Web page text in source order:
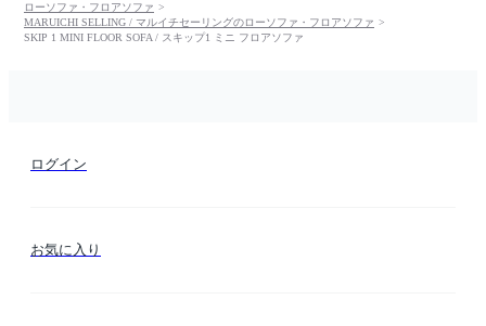
ローソファ・フロアソファ
MARUICHI SELLING / マルイチセーリングのローソファ・フロアソファ
SKIP 1 MINI FLOOR SOFA / スキップ1 ミニ フロアソファ
ログイン
お気に入り